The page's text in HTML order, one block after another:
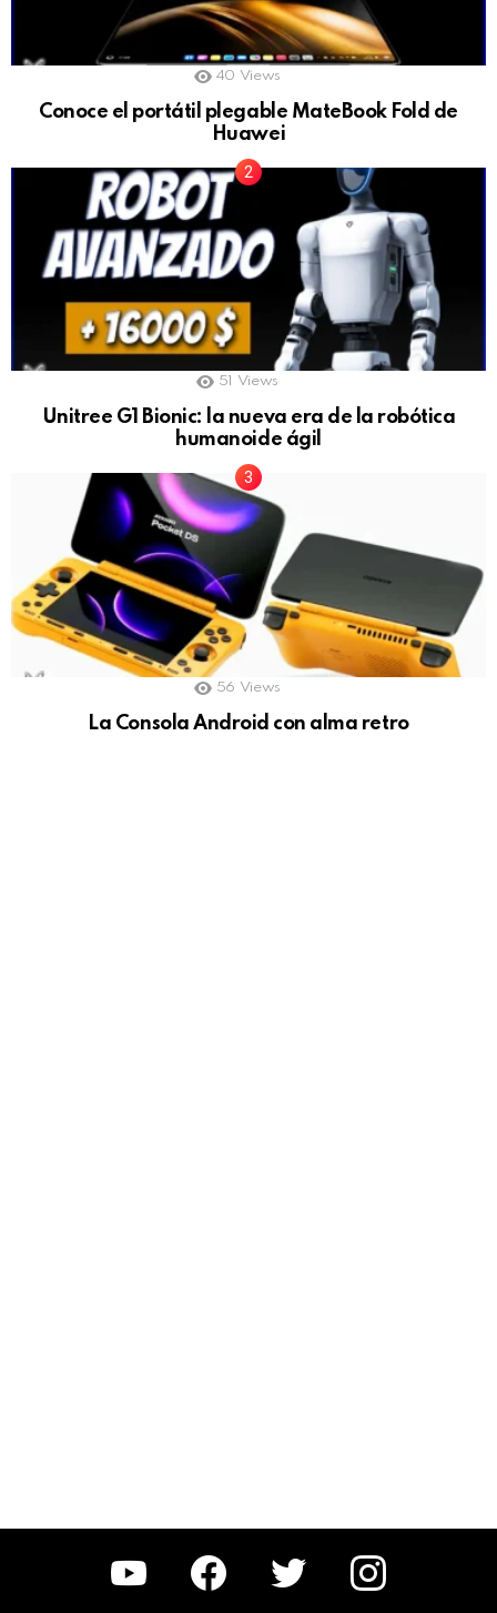
40 Views
Conoce el portátil plegable MateBook Fold de
Huawei
51 Views
Unitree G1 Bionic: la nueva era de la robótica
humanoide ágil
56 Views
La Consola Android con alma retro
YouTube Facebook Twitter Instagram